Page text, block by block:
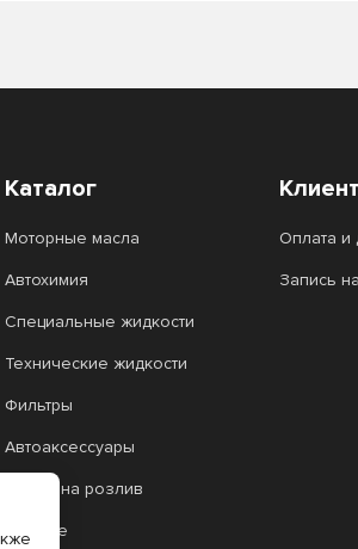
Каталог
Моторные масла
Автохимия
Специальные жидкости
Технические жидкости
Фильтры
Автоаксессуары
Масло на розлив
Прочее
Оплата и
Запись